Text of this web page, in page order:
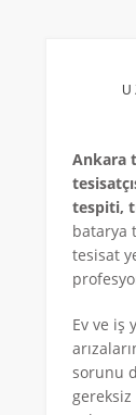
Ankara
tespiti,
batarya
tesisat
Ev ve iş
sorunu
gereksiz